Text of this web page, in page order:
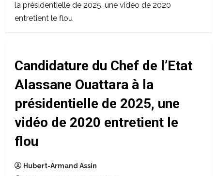
la présidentielle de 2025, une vidéo de 2020
entretient le flou
Candidature du Chef de l’Etat
Alassane Ouattara à la
présidentielle de 2025, une
vidéo de 2020 entretient le
flou
Hubert-Armand Assin